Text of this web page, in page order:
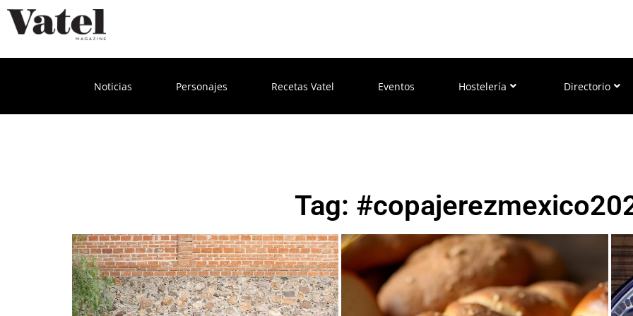
Noticias Personajes Recetas Vatel Eventos Hostelería Directorio
Tag: